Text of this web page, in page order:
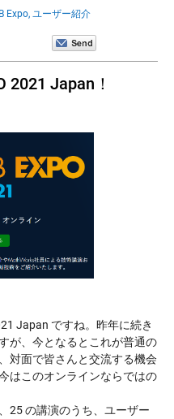
Expo, ユーザー紹介
2021 Japan！
Japan ですね。昨年に続き
が、今となるとこれが普通の
対面で皆さんと交流する機会
はこのオンラインならではの
25 の講演のうち、ユーザー